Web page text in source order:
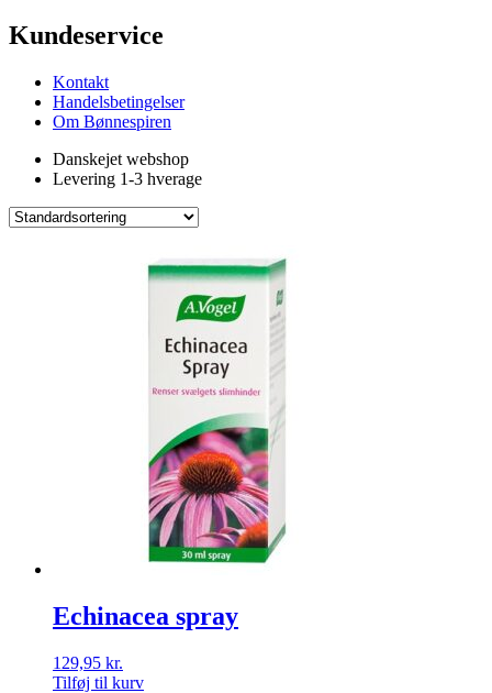
Kundeservice
Kontakt
Handelsbetingelser
Om Bønnespiren
Danskejet webshop
Levering 1-3 hverage
Echinacea spray
129,95 kr.
Tilføj til kurv